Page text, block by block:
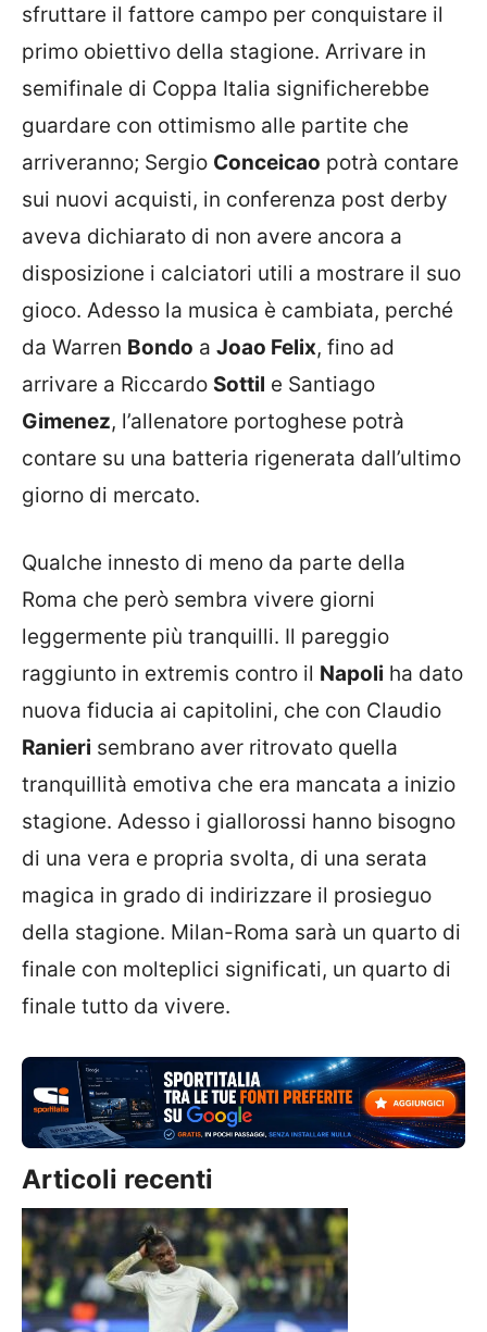
sfruttare il fattore campo per conquistare il
primo obiettivo della stagione. Arrivare in
semifinale di Coppa Italia significherebbe
guardare con ottimismo alle partite che
arriveranno; Sergio Conceicao potrà contare
sui nuovi acquisti, in conferenza post derby
aveva dichiarato di non avere ancora a
disposizione i calciatori utili a mostrare il suo
gioco. Adesso la musica è cambiata, perché
da Warren Bondo a Joao Felix, fino ad
arrivare a Riccardo Sottil e Santiago
Gimenez, l’allenatore portoghese potrà
contare su una batteria rigenerata dall’ultimo
giorno di mercato.
Qualche innesto di meno da parte della
Roma che però sembra vivere giorni
leggermente più tranquilli. Il pareggio
raggiunto in extremis contro il Napoli ha dato
nuova fiducia ai capitolini, che con Claudio
Ranieri sembrano aver ritrovato quella
tranquillità emotiva che era mancata a inizio
stagione. Adesso i giallorossi hanno bisogno
di una vera e propria svolta, di una serata
magica in grado di indirizzare il prosieguo
della stagione. Milan-Roma sarà un quarto di
finale con molteplici significati, un quarto di
finale tutto da vivere.
Articoli recenti